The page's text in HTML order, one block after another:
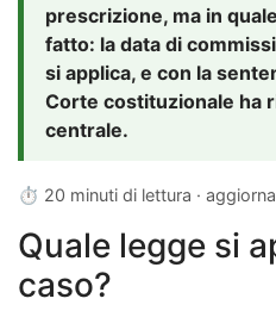
prescrizione, ma in
fatto: la data di
si applica, e con la
Corte costituzionale ha
centrale.
⏱ 20 minuti di lettura ·
Quale legge si
caso?